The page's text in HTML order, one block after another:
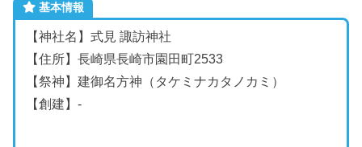
基本情報
【神社名】式見 諏訪神社
【住所】長崎県長崎市園田町2533
【祭神】 建御名方神 （タケミナカタノカミ）
【創建】-